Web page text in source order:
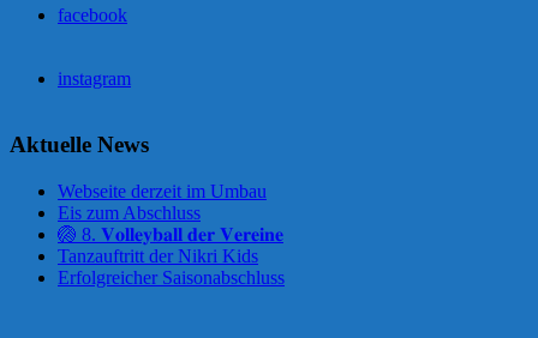
facebook
instagram
Aktuelle News
Webseite derzeit im Umbau
Eis zum Abschluss
🏐 8. 𝐕𝐨𝐥𝐥𝐞𝐲𝐛𝐚𝐥𝐥 𝐝𝐞𝐫 𝐕𝐞𝐫𝐞𝐢𝐧𝐞
Tanzauftritt der Nikri Kids
Erfolgreicher Saisonabschluss